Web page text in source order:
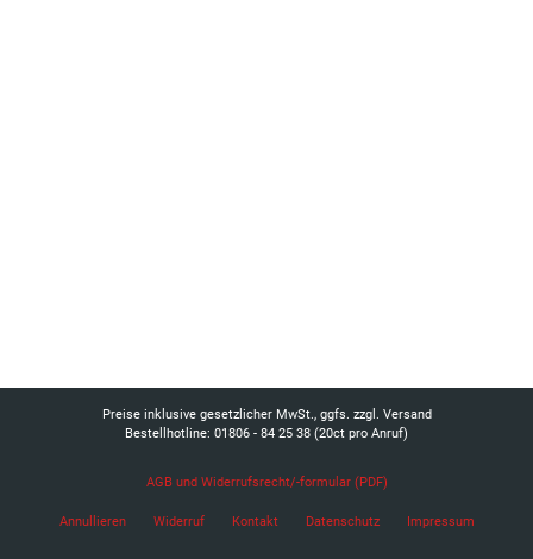
Preise inklusive gesetzlicher MwSt., ggfs. zzgl. Versand
Bestellhotline: 01806 - 84 25 38 (20ct pro Anruf)
AGB und Widerrufsrecht/-formular (PDF)
Annullieren Widerruf Kontakt Datenschutz Impressum